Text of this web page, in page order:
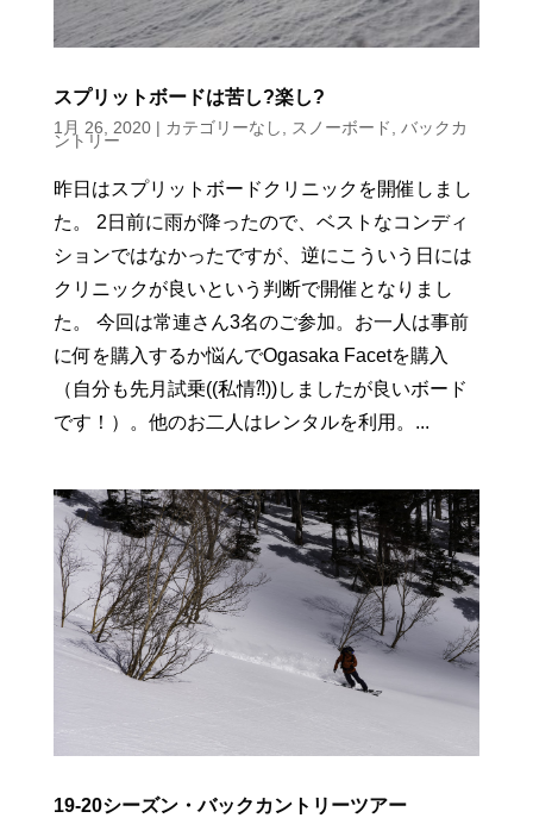
スプリットボードは苦し?楽し?
1月 26, 2020| カテゴリーなし, スノーボード, バックカ
ントリー
昨日はスプリットボードクリニックを開催しまし
た。 2日前に雨が降ったので、ベストなコンディ
ションではなかったですが、逆にこういう日には
クリニックが良いという判断で開催となりまし
た。 今回は常連さん3名のご参加。お一人は事前
に何を購入するか悩んでOgasaka Facetを購入
（自分も先月試乗((私情⁈))しましたが良いボード
です！）。他のお二人はレンタルを利用。...
19-20シーズン・バックカントリーツアー